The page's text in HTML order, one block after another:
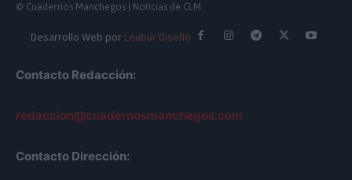
© Cuadernos Manchegos | Noticias de CLM
Desarrollo Web por Leubur Diseño
Contacto Redacción:
redaccion@cuadernosmanchegos.com
Contacto Dirección: